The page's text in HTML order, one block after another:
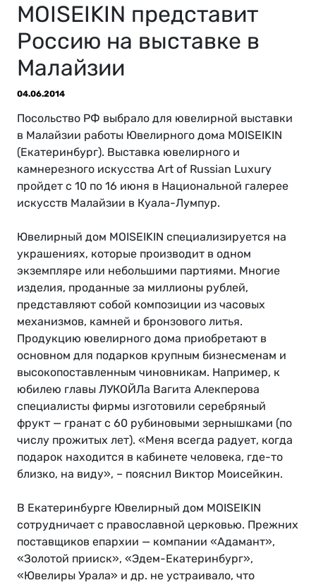
MOISEIKIN представит
Россию на выставке в
Малайзии
04.06.2014
Посольство РФ выбрало для ювелирной выставки
в Малайзии работы Ювелирного дома MOISEIKIN
(Екатеринбург). Выставка ювелирного и
камнерезного искусства Art of Russian Luxury
пройдет с 10 по 16 июня в Национальной галерее
искусств Малайзии в Куала-Лумпур.
Ювелирный дом MOISEIKIN специализируется на
украшениях, которые производит в одном
экземпляре или небольшими партиями. Многие
изделия, проданные за миллионы рублей,
представляют собой композиции из часовых
механизмов, камней и бронзового литья.
Продукцию ювелирного дома приобретают в
основном для подарков крупным бизнесменам и
высокопоставленным чиновникам. Например, к
юбилею главы ЛУКОЙЛа Вагита Алекперова
специалисты фирмы изготовили серебряный
фрукт — гранат с 60 рубиновыми зернышками (по
числу прожитых лет). «Меня всегда радует, когда
подарок находится в кабинете человека, где-то
близко, на виду», – пояснил Виктор Моисейкин.
В Екатеринбурге Ювелирный дом MOISEIKIN
сотрудничает с православной церковью. Прежних
поставщиков епархии — компании «Адамант»,
«Золотой прииск», «Эдем-Екатеринбург»,
«Ювелиры Урала» и др. не устраивало, что